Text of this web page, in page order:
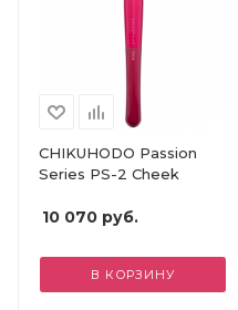
CHIKUHODO Passion
Series PS-2 Cheek
10 070 руб.
В КОРЗИНУ